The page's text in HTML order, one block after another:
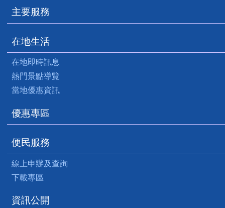
主要服務
在地生活
在地即時訊息
熱門景點導覽
當地優惠資訊
優惠專區
便民服務
線上申辦及查詢
下載專區
資訊公開